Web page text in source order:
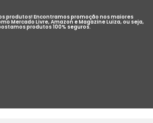
produtos! Encontramos promoção nos maiores
Mercado Livre, Amazon e Magazine Luiza, ou seja,
produtos 100% seguros.